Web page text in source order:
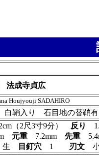
成寺貞広
Houjyouji SADAHIRO
鞘入り 石目地の替鞘有
（2尺3寸9分） 反り
元重 7.2mm 先重
目釘穴 1 刃文 小